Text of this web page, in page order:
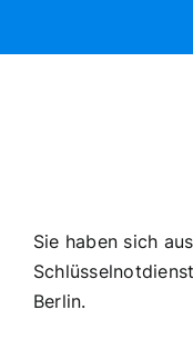
Sie haben sich
Berlin.